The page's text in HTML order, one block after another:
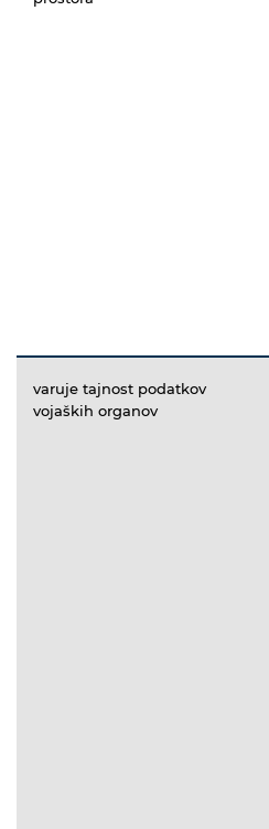
varuje tajnost podatkov
vojaških organov